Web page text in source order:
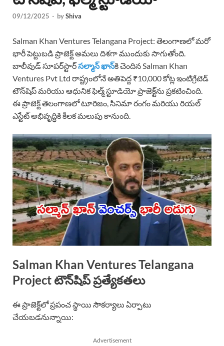
09/12/2025 - byShiva
Salman Khan Ventures Telangana Project: తెలంగాణలో మరో
భారీ పెట్టుబడి ప్రాజెక్ట్ అమలు దిశగా ముందుకు సాగుతోంది.
బాలీవుడ్ సూపర్‌స్టార్సల్మాన్ ఖాన్‌కి చెందిన Salman Khan
Ventures Pvt Ltd రాష్ట్రంలోనే అతిపెద్ద ₹10,000 కోట్ల ఇంటిగ్రేటెడ్
టౌన్‌షిప్ మరియు ఆధునిక ఫిల్మ్ స్టూడియో ప్రాజెక్ట్‌ను ప్రకటించింది.
ఈ ప్రాజెక్ట్ తెలంగాణలో టూరిజం, సినిమా రంగం మరియు రియల్
ఎస్టేట్ అభివృద్ధికి కీలక మలుపు కానుంది.
Salman Khan Ventures Telangana
Project టౌన్‌షిప్ ప్రత్యేకతలు
ఈ ప్రాజెక్ట్‌లో ప్రపంచ స్థాయి సౌకర్యాలు ఏర్పాటు
చేయబడనున్నాయి:
Advertisement